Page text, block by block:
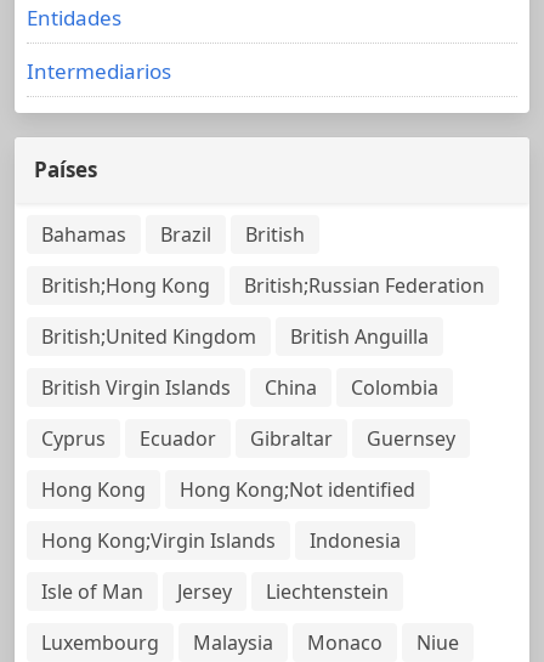
Entidades
Intermediarios
Países
Bahamas Brazil
British
British;Hong Kong
British;Russian Federation
British;United Kingdom
British Anguilla
British Virgin Islands
China
Colombia
Cyprus
Ecuador Gibraltar
Guernsey
Hong Kong
Hong Kong;Not identified
Hong Kong;Virgin Islands
Indonesia
Isle of Man
Jersey
Liechtenstein
Luxembourg
Malaysia Monaco
Niue